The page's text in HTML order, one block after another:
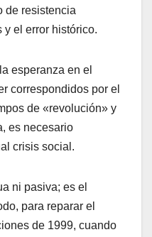
de resistencia
y el error histórico.
esperanza en el
correspondidos por el
de «revolución» y
es necesario
crisis social.
ni pasiva; es el
para reparar el
de 1999, cuando